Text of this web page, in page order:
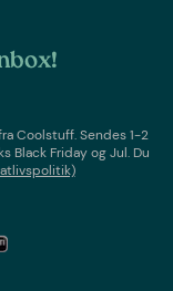
Coolstuff. Sendes 1-2
Black Friday og Jul. Du